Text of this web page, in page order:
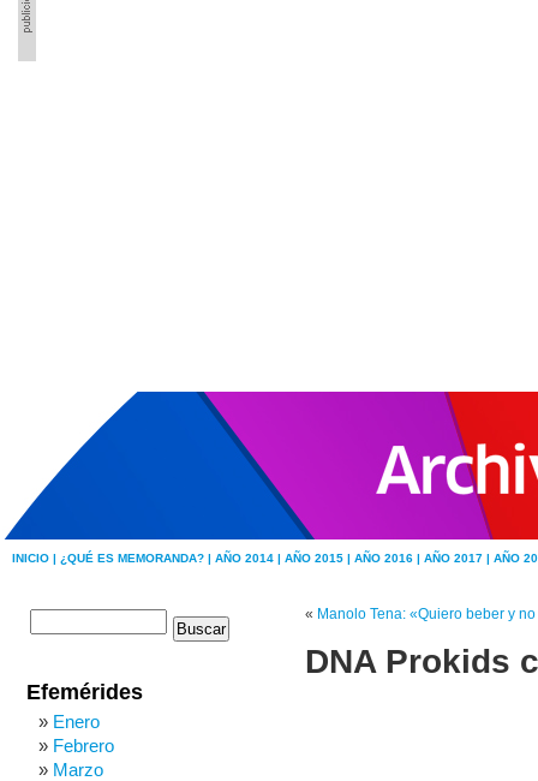
INICIO | ¿QUÉ ES MEMORANDA? | AÑO 2014 | AÑO 2015 | AÑO 2016 | AÑO 2017 | AÑO
« Manolo Tena: «Quiero beber y
DNA Prokids
Efemérides
Enero
Febrero
Marzo